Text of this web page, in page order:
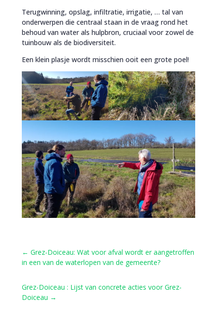
Terugwinning, opslag, infiltratie, irrigatie, … tal van
onderwerpen die centraal staan in de vraag rond het
behoud van water als hulpbron, cruciaal voor zowel de
tuinbouw als de biodiversiteit.
Een klein plasje wordt misschien ooit een grote poel!
← Grez-Doiceau: Wat voor afval wordt er aangetroffen
in een van de waterlopen van de gemeente?
Grez-Doiceau : Lijst van concrete acties voor Grez-
Doiceau →